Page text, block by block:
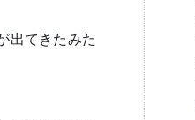
出てきたみた